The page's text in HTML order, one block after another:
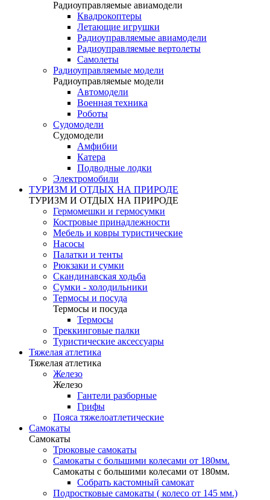
Радиоуправляемые авиамодели
Квадрокоптеры
Летающие игрушки
Радиоуправляемые авиамодели
Радиоуправляемые вертолеты
Самолеты
Радиоуправляемые модели
Радиоуправляемые модели
Автомодели
Военная техника
Роботы
Судомодели
Судомодели
Амфибии
Катера
Подводные лодки
Электромобили
ТУРИЗМ И ОТДЫХ НА ПРИРОДЕ
ТУРИЗМ И ОТДЫХ НА ПРИРОДЕ
Гермомешки и гермосумки
Костровые принадлежности
Мебель и ковры туристические
Насосы
Палатки и тенты
Рюкзаки и сумки
Скандинавская ходьба
Сумки - холодильники
Термосы и посуда
Термосы и посуда
Термосы
Треккинговые палки
Туристические аксессуары
Тяжелая атлетика
Тяжелая атлетика
Железо
Железо
Гантели разборные
Грифы
Пояса тяжелоатлетические
Самокаты
Самокаты
Трюковые самокаты
Самокаты с большими колесами от 180мм.
Самокаты с большими колесами от 180мм.
Собрать кастомный самокат
Подростковые самокаты ( колесо от 145 мм.)